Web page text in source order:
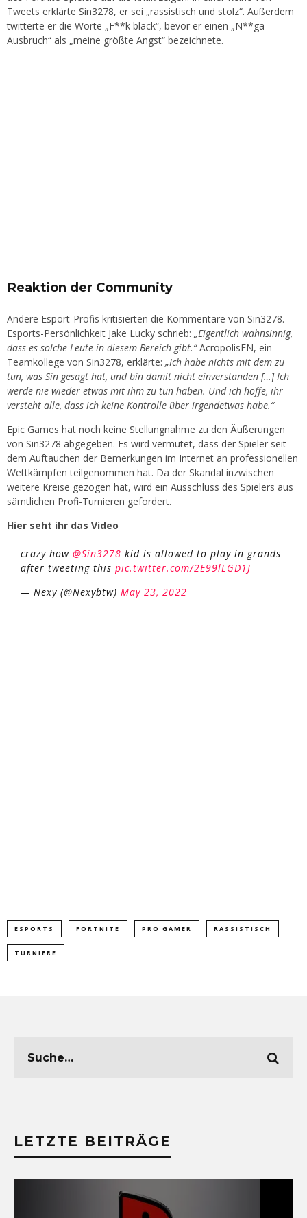
Tweets erklärte Sin3278, er sei „rassistisch und stolz“. Außerdem
twitterte er die Worte „F**k black“, bevor er einen „N**ga-
Ausbruch“ als „meine größte Angst“ bezeichnete.
Reaktion der Community
Andere Esport-Profis kritisierten die Kommentare von Sin3278.
Esports-Persönlichkeit Jake Lucky schrieb: „Eigentlich wahnsinnig,
dass es solche Leute in diesem Bereich gibt.“AcropolisFN, ein
Teamkollege von Sin3278, erklärte: „Ich habe nichts mit dem zu
tun, was Sin gesagt hat, und bin damit nicht einverstanden […] Ich
werde nie wieder etwas mit ihm zu tun haben. Und ich hoffe, ihr
versteht alle, dass ich keine Kontrolle über irgendetwas habe.“
Epic Games hat noch keine Stellungnahme zu den Äußerungen
von Sin3278 abgegeben. Es wird vermutet, dass der Spieler seit
dem Auftauchen der Bemerkungen im Internet an professionellen
Wettkämpfen teilgenommen hat. Da der Skandal inzwischen
weitere Kreise gezogen hat, wird ein Ausschluss des Spielers aus
sämtlichen Profi-Turnieren gefordert.
Hier seht ihr das Video
crazy how @Sin3278 kid is allowed to play in grands
after tweeting this pic.twitter.com/2E99lLGD1J
— Nexy (@Nexybtw) May 23, 2022
ESPORTS FORTNITE PRO GAMER RASSISTISCH
TURNIERE
LETZTE BEITRÄGE